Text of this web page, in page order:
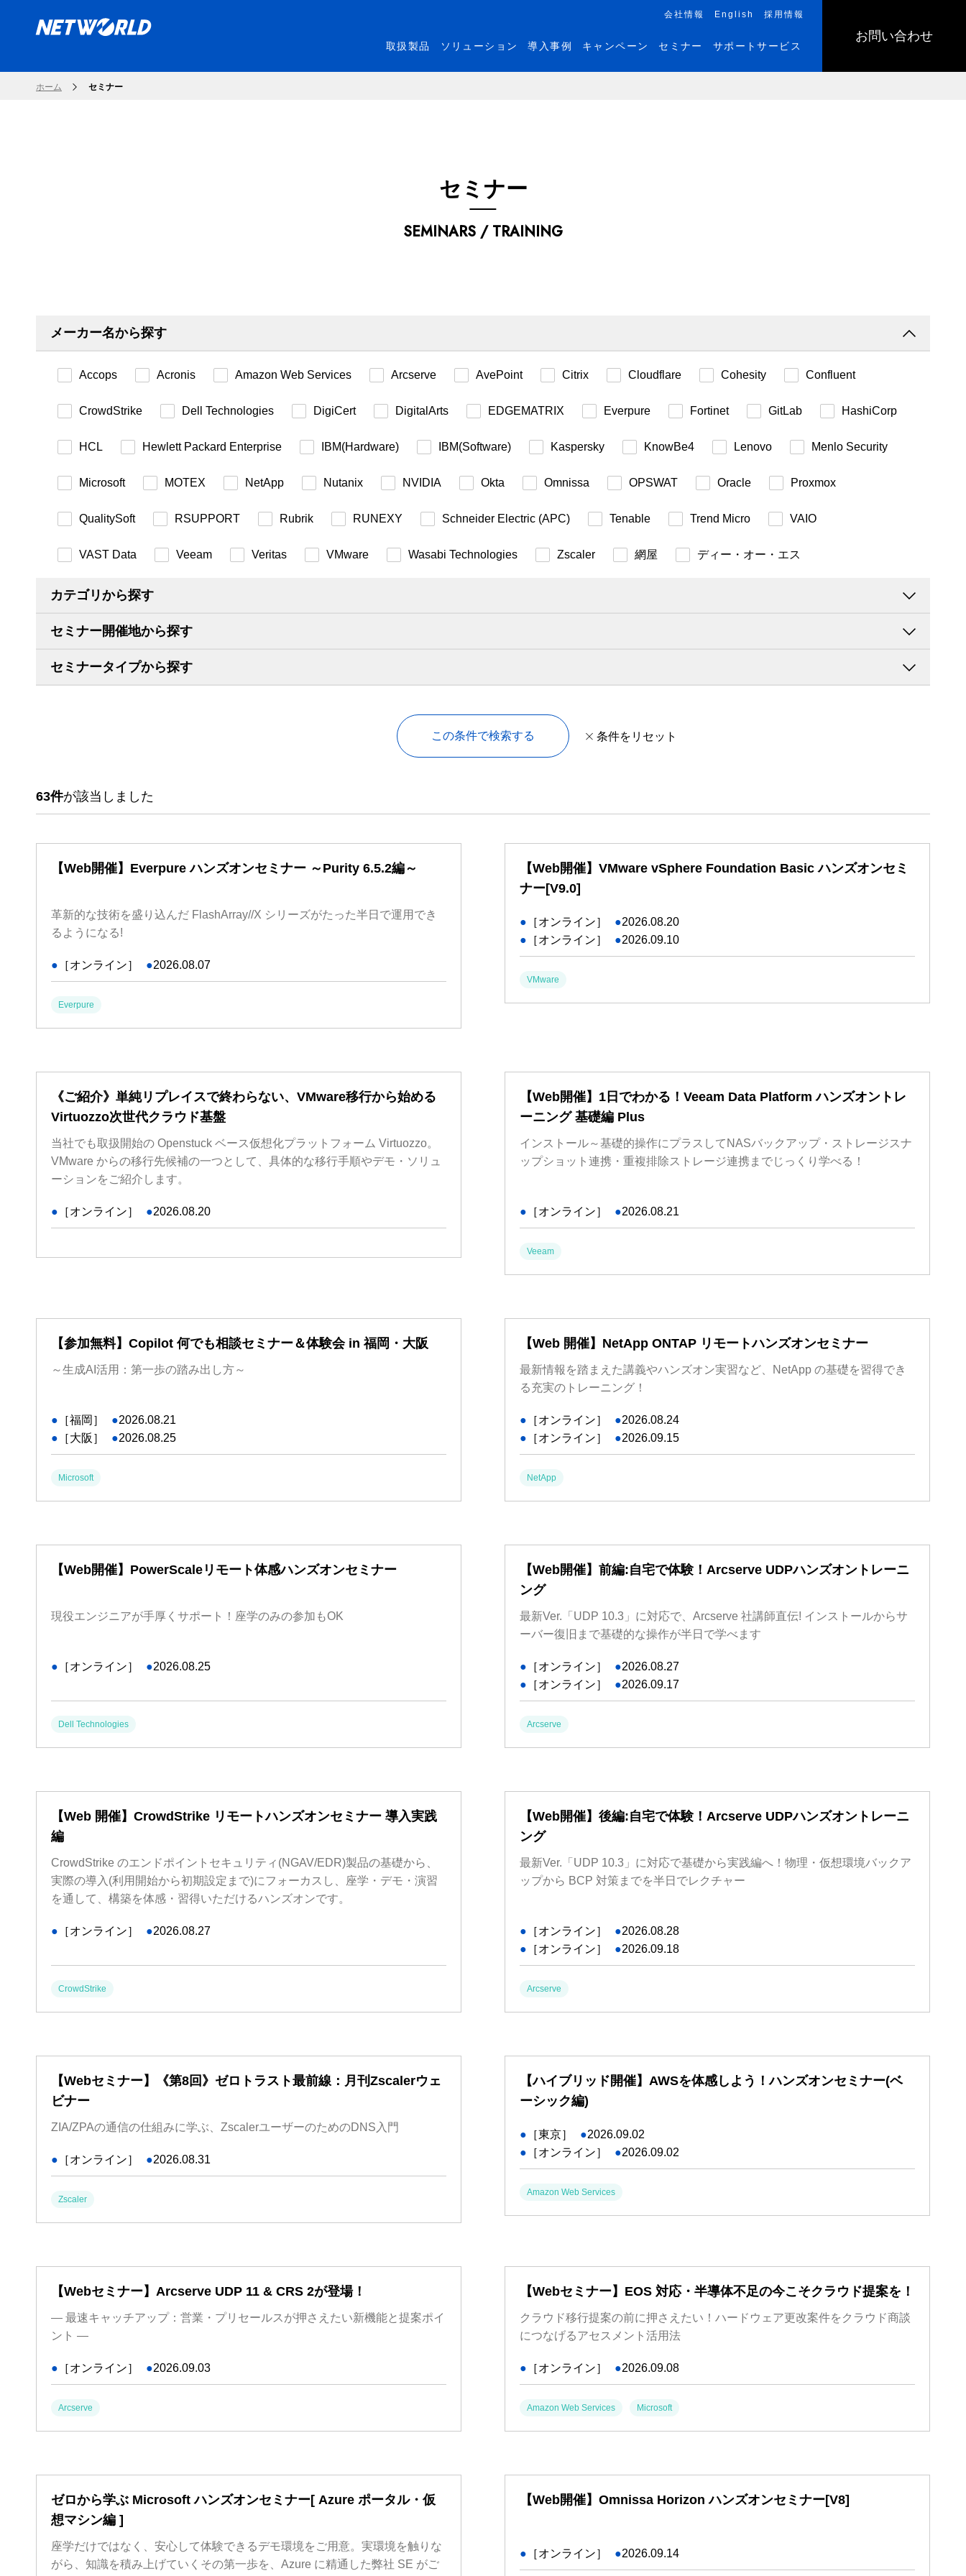
お問い合わせ
会社情報 English 採用情報
取扱製品 ソリューション 導入事例 キャンペーン セミナー サポートサービス
ホーム セミナー
SEMINARS / TRAINING
セミナー
メーカー名から探す
Accops Acronis Amazon Web Services Arcserve AvePoint Citrix Cloudflare Cohesity Confluent
CrowdStrike Dell Technologies DigiCert DigitalArts EDGEMATRIX Everpure Fortinet GitLab HashiCorp
HCL Hewlett Packard Enterprise IBM(Hardware) IBM(Software) Kaspersky KnowBe4 Lenovo Menlo Security
Microsoft MOTEX NetApp Nutanix NVIDIA Okta Omnissa OPSWAT Oracle Proxmox
QualitySoft RSUPPORT Rubrik RUNEXY Schneider Electric (APC) Tenable Trend Micro VAIO
VAST Data Veeam Veritas VMware Wasabi Technologies Zscaler 網屋 ディー・オー・エス
カテゴリから探す
セミナー開催地から探す
セミナータイプから探す
この条件で検索する 条件をリセット
63件が該当しました
【Web開催】Everpure ハンズオンセミナー ～Purity 6.5.2編～
革新的な技術を盛り込んだ FlashArray//X シリーズがたった半日で運用でき
るようになる!
● ［オンライン］ ●2026.08.07
Everpure
【Web開催】VMware vSphere Foundation Basic ハンズオンセミ
ナー[V9.0]
● ［オンライン］ ●2026.08.20
● ［オンライン］ ●2026.09.10
VMware
《ご紹介》単純リプレイスで終わらない、VMware移行から始める
Virtuozzo次世代クラウド基盤
当社でも取扱開始の Openstuck ベース仮想化プラットフォーム Virtuozzo。
VMware からの移行先候補の一つとして、具体的な移行手順やデモ・ソリュ
ーションをご紹介します。
● ［オンライン］ ●2026.08.20
【Web開催】1日でわかる！Veeam Data Platform ハンズオントレ
ーニング 基礎編 Plus
インストール～基礎的操作にプラスしてNASバックアップ・ストレージスナ
ップショット連携・重複排除ストレージ連携までじっくり学べる！
● ［オンライン］ ●2026.08.21
Veeam
【参加無料】Copilot 何でも相談セミナー＆体験会 in 福岡・大阪
～生成AI活用：第一歩の踏み出し方～
● ［福岡］ ●2026.08.21
● ［大阪］ ●2026.08.25
Microsoft
【Web 開催】NetApp ONTAP リモートハンズオンセミナー
最新情報を踏まえた講義やハンズオン実習など、NetApp の基礎を習得でき
る充実のトレーニング！
● ［オンライン］ ●2026.08.24
● ［オンライン］ ●2026.09.15
NetApp
【Web開催】PowerScaleリモート体感ハンズオンセミナー
現役エンジニアが手厚くサポート！座学のみの参加もOK
● ［オンライン］ ●2026.08.25
Dell Technologies
【Web開催】前編:自宅で体験！Arcserve UDPハンズオントレーニ
ング
最新Ver.「UDP 10.3」に対応で、Arcserve 社講師直伝! インストールからサ
ーバー復旧まで基礎的な操作が半日で学べます
● ［オンライン］ ●2026.08.27
● ［オンライン］ ●2026.09.17
Arcserve
【Web 開催】CrowdStrike リモートハンズオンセミナー 導入実践
編
CrowdStrike のエンドポイントセキュリティ(NGAV/EDR)製品の基礎から、
実際の導入(利用開始から初期設定まで)にフォーカスし、座学・デモ・演習
を通して、構築を体感・習得いただけるハンズオンです。
● ［オンライン］ ●2026.08.27
CrowdStrike
【Web開催】後編:自宅で体験！Arcserve UDPハンズオントレーニ
ング
最新Ver.「UDP 10.3」に対応で基礎から実践編へ！物理・仮想環境バックア
ップから BCP 対策までを半日でレクチャー
● ［オンライン］ ●2026.08.28
● ［オンライン］ ●2026.09.18
Arcserve
【Webセミナー】《第8回》ゼロトラスト最前線：月刊Zscalerウェ
ビナー
ZIA/ZPAの通信の仕組みに学ぶ、ZscalerユーザーのためのDNS入門
● ［オンライン］ ●2026.08.31
Zscaler
【ハイブリッド開催】AWSを体感しよう！ハンズオンセミナー(ベ
ーシック編)
● ［東京］ ●2026.09.02
● ［オンライン］ ●2026.09.02
Amazon Web Services
【Webセミナー】Arcserve UDP 11 & CRS 2が登場！
― 最速キャッチアップ：営業・プリセールスが押さえたい新機能と提案ポイ
ント ―
● ［オンライン］ ●2026.09.03
Arcserve
【Webセミナー】EOS 対応・半導体不足の今こそクラウド提案を！
クラウド移行提案の前に押さえたい！ハードウェア更改案件をクラウド商談
につなげるアセスメント活用法
● ［オンライン］ ●2026.09.08
Amazon Web Services Microsoft
ゼロから学ぶ Microsoft ハンズオンセミナー[ Azure ポータル・仮
想マシン編 ]
座学だけではなく、安心して体験できるデモ環境をご用意。実環境を触りな
がら、知識を積み上げていくその第一歩を、Azure に精通した弊社 SE がご
【Web開催】Omnissa Horizon ハンズオンセミナー[V8]
● ［オンライン］ ●2026.09.14